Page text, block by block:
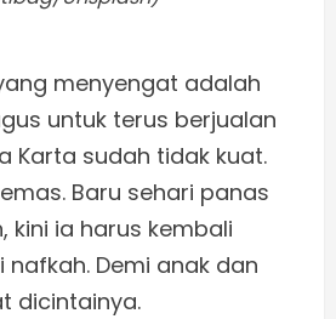
menyengat adalah
untuk terus berjualan
Karta sudah tidak kuat.
Baru sehari panas
kini ia harus kembali
Demi anak dan
dicintainya.